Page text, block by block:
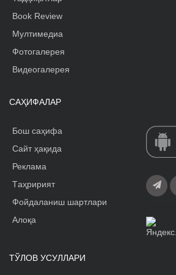
Book Review
Мултимедиа
Фотогалерея
Видеогалерея
САҲИФАЛАР
Бош саҳифа
Сайт ҳақида
Реклама
Tаҳририят
Фойдаланиш шартлари
Алоқа
ТЎЛОВ УСУЛЛАРИ